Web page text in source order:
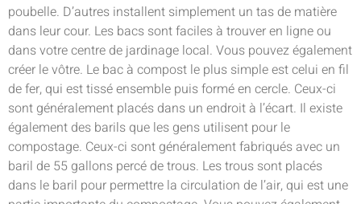
poubelle. D’autres installent simplement un tas de matière
dans leur cour. Les bacs sont faciles à trouver en ligne ou
dans votre centre de jardinage local. Vous pouvez également
créer le vôtre. Le bac à compost le plus simple est celui en fil
de fer, qui est tissé ensemble puis formé en cercle. Ceux-ci
sont généralement placés dans un endroit à l’écart. Il existe
également des barils que les gens utilisent pour le
compostage. Ceux-ci sont généralement fabriqués avec un
baril de 55 gallons percé de trous. Les trous sont placés
dans le baril pour permettre la circulation de l’air, qui est une